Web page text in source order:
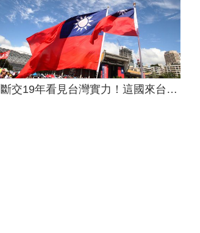
斷交19年看見台灣實力！這國來台尋找商機